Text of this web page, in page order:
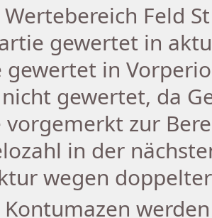
Wertebereich Feld
gewertet in
gewertet in
gewertet, da
vorgemerkt zur
in der
wegen
Kontumazen